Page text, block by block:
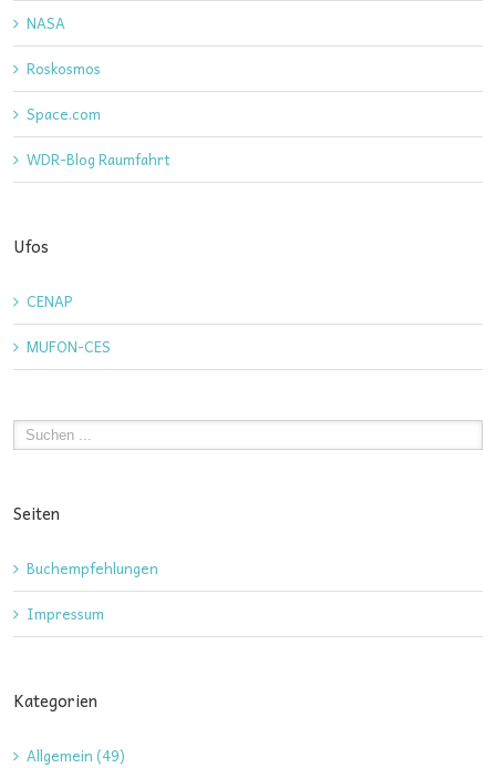
NASA
Roskosmos
Space.com
WDR-Blog Raumfahrt
Ufos
CENAP
MUFON-CES
Seiten
Buchempfehlungen
Impressum
Kategorien
Allgemein (49)